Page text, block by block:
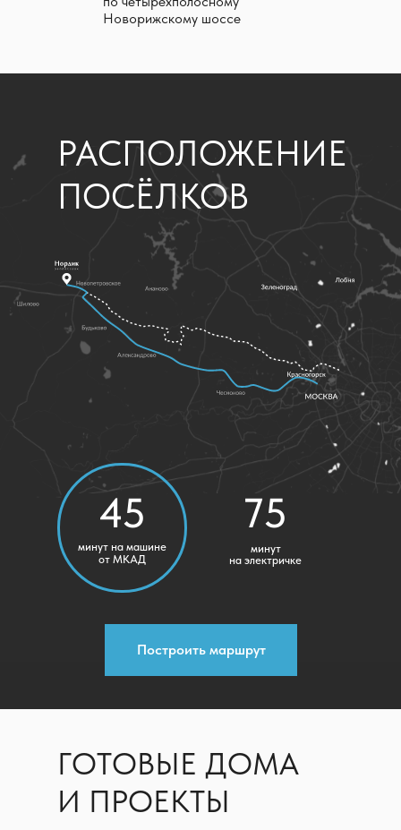
Новорижскому шоссе
45
минут на машине
от МКАД
75
минут
на электричке
РАСПОЛОЖЕНИЕ
ПОСЁЛКОВ
Построить маршрут
ГОТОВЫЕ ДОМА
И ПРОЕКТЫ